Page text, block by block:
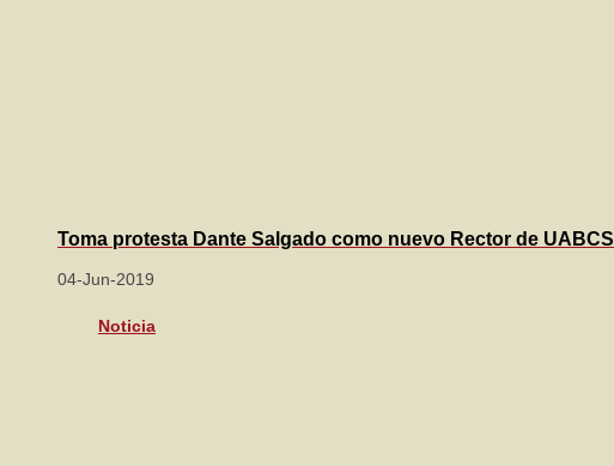
Toma protesta Dante Salgado como nuevo Rector de UABCS
04-Jun-2019
Noticia